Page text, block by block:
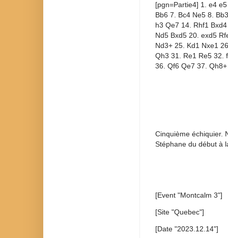
[pgn=Partie4] 1. e4
Bb6 7. Bc4 Ne5 8.
h3 Qe7 14. Rhf1
Nd5 Bxd5 20. exd5
Nd3+ 25. Kd1 Nxe1
Qh3 31. Re1 Re5 32.
36. Qf6 Qe7 37.
Cinquième échiquier.
Stéphane du début à
[Event "Montcalm 3"]
[Site "Quebec"]
[Date "2023.12.14"]